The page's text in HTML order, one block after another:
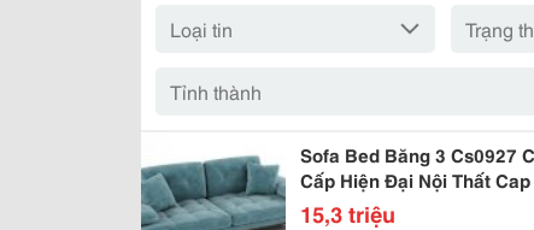
Sofa Bed Băng 3 Cs0927 Chân Gỗ Dài 2M Bọc Vải Pvc Cao
Cấp Hiện Đại Nội Thất Cap
15,3 triệu